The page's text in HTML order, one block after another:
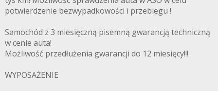
potwierdzenie bezwypadkowości i przebiegu !
Samochód z 3 miesięczną pisemną gwarancją techniczną
w cenie auta!
Możliwość przedłużenia gwarancji do 12 miesięcy!!!
WYPOSAŻENIE